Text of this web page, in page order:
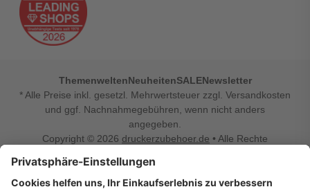
ThemenweltenNeuheitenSALENewsletter
* Alle Preise inkl. gesetzl. Mehrwertsteuer zzgl. Versandkosten
und ggf. Nachnahmegebühren, wenn nicht anders
angegeben.
Copyright © 2026 druckerzubehoer.de • Alle Rechte
Vertrag widerrufen
Druckerzubehoer.de – preiswerte Qualität für Ihr Office